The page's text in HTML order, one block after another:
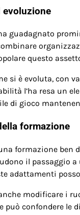
evoluzione
guadagnato
questo
si è evoluta, con
l’ha resa un
di gioco
formazione
formazione
il passaggio a
adattamenti
modificare i
confondere le